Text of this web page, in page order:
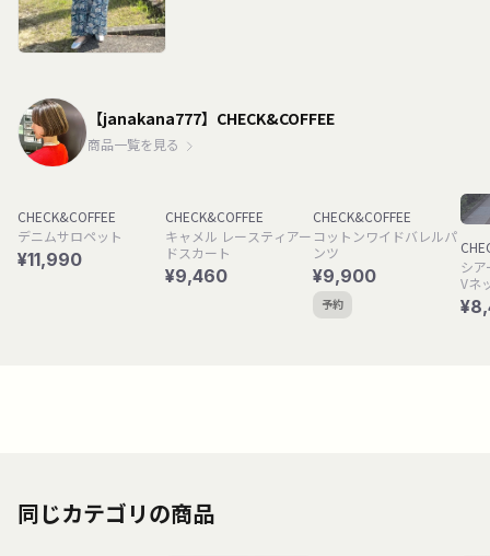
【janakana777】CHECK&COFFEE
商品一覧を見る
CHECK&COFFEE
デニムサロペット
¥11,990
CHECK&COFFEE
キャメル レースティアー
ドスカート
¥9,460
CHECK&COFFEE
コットンワイドバレルパ
ンツ
¥9,900
予約
シ
Vネ
同じカテゴリの商品